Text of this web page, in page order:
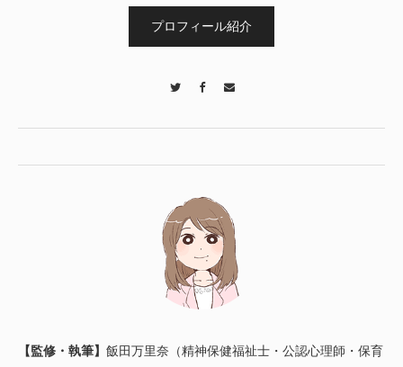
プロフィール紹介
Twitter
【監修・執筆】 飯田万里奈（精神保健福祉士・公認心理師・保育